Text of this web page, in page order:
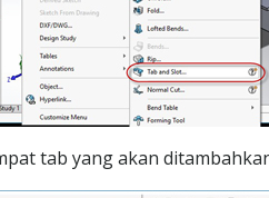
tab yang akan